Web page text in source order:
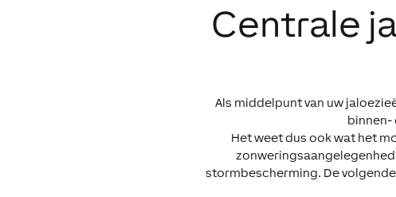
Centrale
Als middelpunt van uw
binnen-
Het weet dus ook wat het
stormbescherming. De